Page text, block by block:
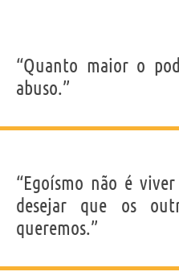
“Quanto maior o
abuso.”
“Egoísmo não é
desejar que os
queremos.”